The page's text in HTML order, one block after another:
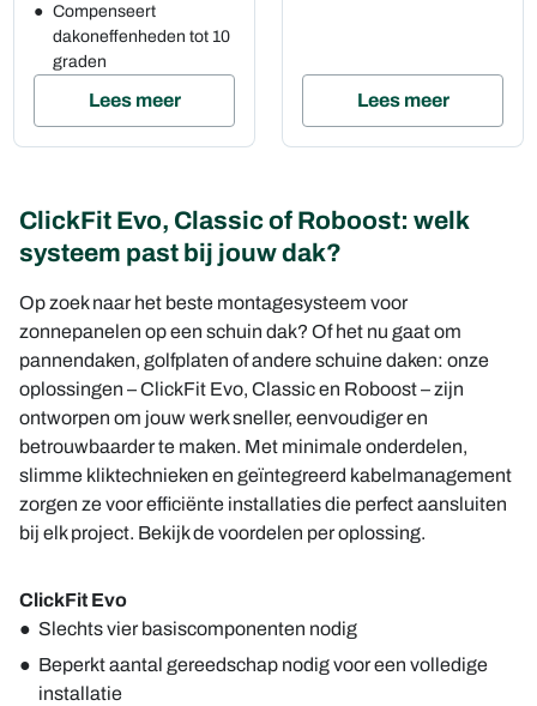
Compenseert
dakoneffenheden tot 10
graden
Lees meer Lees meer
ClickFit Evo, Classic of Roboost: welk
systeem past bij jouw dak?
Op zoek naar het beste montagesysteem voor
zonnepanelen op een schuin dak? Of het nu gaat om
pannendaken, golfplaten of andere schuine daken: onze
oplossingen – ClickFit Evo, Classic en Roboost – zijn
ontworpen om jouw werk sneller, eenvoudiger en
betrouwbaarder te maken. Met minimale onderdelen,
slimme kliktechnieken en geïntegreerd kabelmanagement
zorgen ze voor efficiënte installaties die perfect aansluiten
bij elk project. Bekijk de voordelen per oplossing.
ClickFit Evo
Slechts vier basiscomponenten nodig
Beperkt aantal gereedschap nodig voor een volledige
installatie